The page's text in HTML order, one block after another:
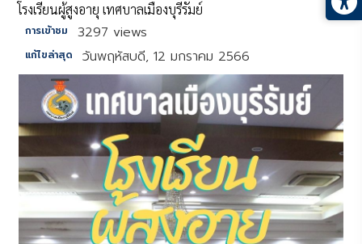
โรงเรียนผู้สูงอายุ เทศบาลเมืองบุรีรัมย์
การเข้าชม 3297 views
แก้ไขล่าสุด วันพฤหัสบดี, 12 มกราคม 2566